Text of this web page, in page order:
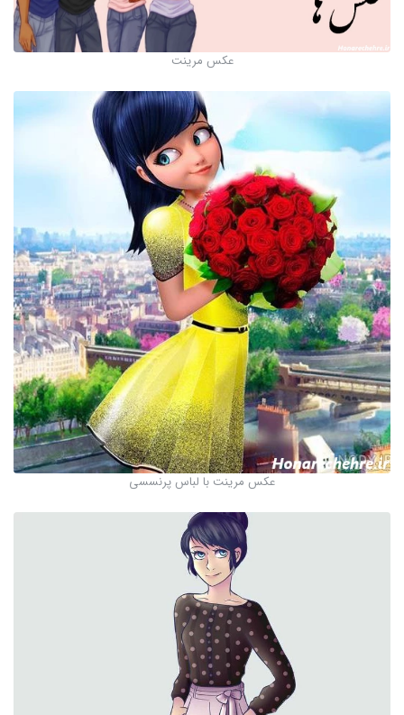
عکس مرینت
عکس مرینت با لباس پرنسسی